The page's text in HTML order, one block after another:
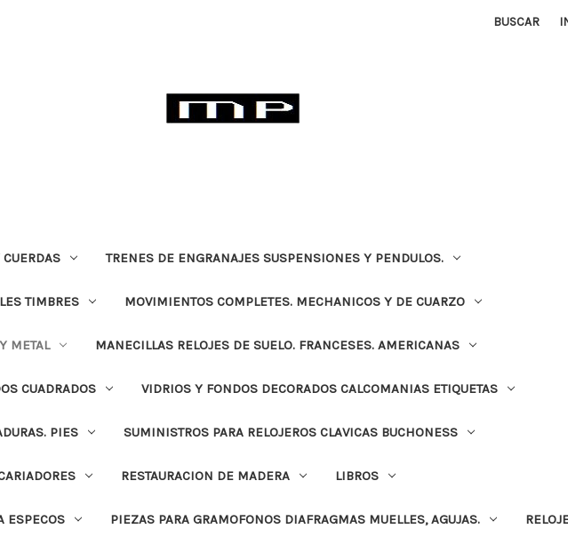
BUSCAR
TRENES DE ENGRANAJES SUSPENSIONES Y PENDULOS.
TIMBRES MOVIMIENTOS COMPLETES. MECHANICOS Y DE CUARZO
METAL MANECILLAS RELOJES DE SUELO. FRANCESES. AMERICANAS
CUADRADOS VIDRIOS Y FONDOS DECORADOS CALCOMANIAS ETIQUETAS
PIES SUMINISTROS PARA RELOJEROS CLAVICAS BUCHONESS
RESTAURACION DE MADERA LIBROS
ESPECOS PIEZAS PARA GRAMOFONOS DIAFRAGMAS MUELLES, AGUJAS.